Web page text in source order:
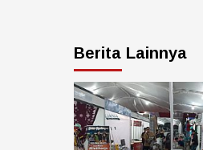
Berita Lainnya